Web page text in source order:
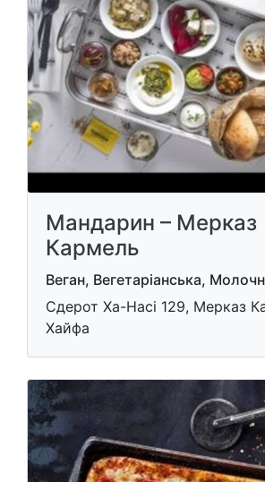
Мандарин – Мерказ
Кармель
Веган, Вегетаріанська,
Сдерот Ха-Насі 129, Мерказ
Хайфа